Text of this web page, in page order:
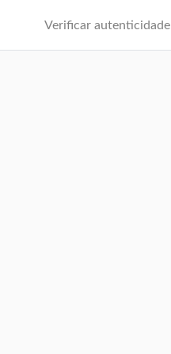
Verificar autenticidade